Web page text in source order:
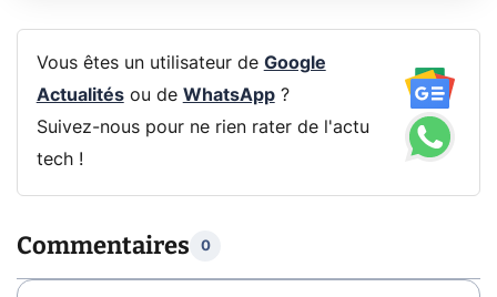
Vous êtes un utilisateur de Google
Actualitésou de WhatsApp?
Suivez-nous pour ne rien rater de l'actu
tech !
Commentaires 0